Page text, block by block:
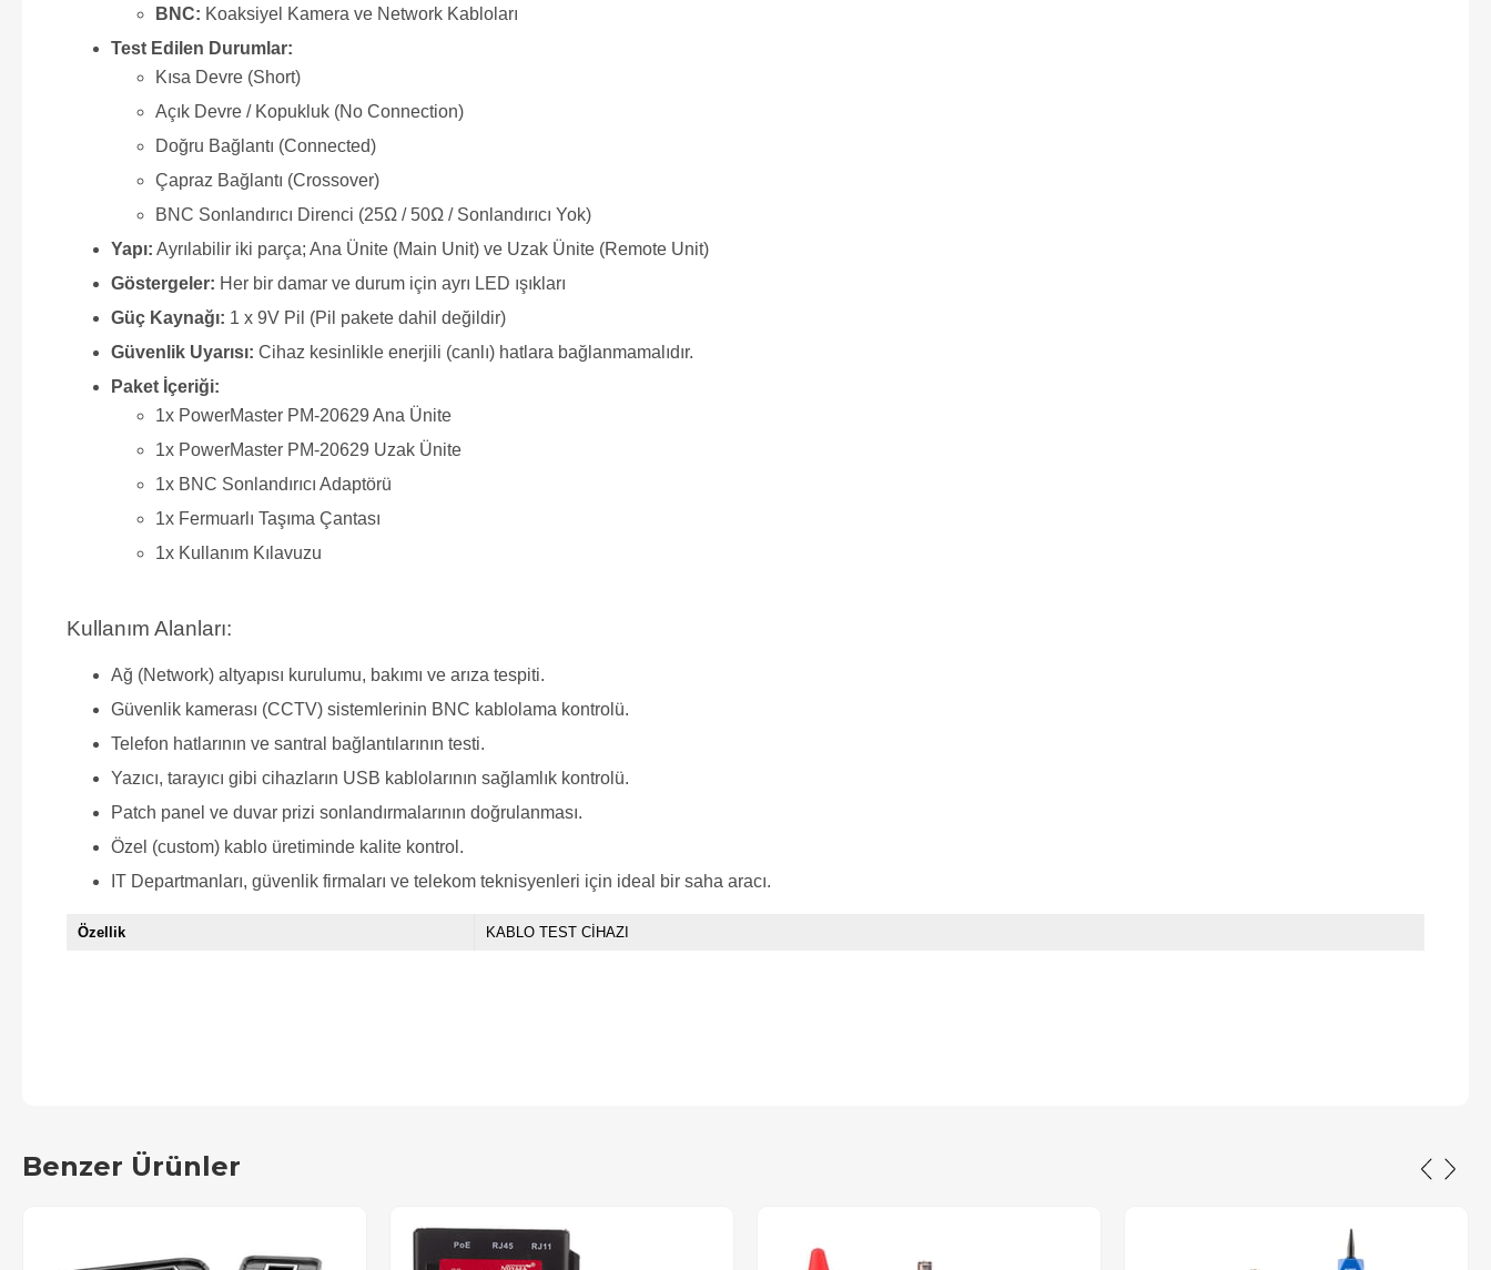
BNC: Koaksiyel Kamera ve Network Kabloları
Test Edilen Durumlar:
Kısa Devre (Short)
Açık Devre / Kopukluk (No Connection)
Doğru Bağlantı (Connected)
Çapraz Bağlantı (Crossover)
BNC Sonlandırıcı Direnci (25Ω / 50Ω / Sonlandırıcı Yok)
Yapı: Ayrılabilir iki parça; Ana Ünite (Main Unit) ve Uzak Ünite (Remote Unit)
Göstergeler: Her bir damar ve durum için ayrı LED ışıkları
Güç Kaynağı: 1 x 9V Pil (Pil pakete dahil değildir)
Güvenlik Uyarısı: Cihaz kesinlikle enerjili (canlı) hatlara bağlanmamalıdır.
Paket İçeriği:
1x PowerMaster PM-20629 Ana Ünite
1x PowerMaster PM-20629 Uzak Ünite
1x BNC Sonlandırıcı Adaptörü
1x Fermuarlı Taşıma Çantası
1x Kullanım Kılavuzu
Kullanım Alanları:
Ağ (Network) altyapısı kurulumu, bakımı ve arıza tespiti.
Güvenlik kamerası (CCTV) sistemlerinin BNC kablolama kontrolü.
Telefon hatlarının ve santral bağlantılarının testi.
Yazıcı, tarayıcı gibi cihazların USB kablolarının sağlamlık kontrolü.
Patch panel ve duvar prizi sonlandırmalarının doğrulanması.
Özel (custom) kablo üretiminde kalite kontrol.
IT Departmanları, güvenlik firmaları ve telekom teknisyenleri için ideal bir saha aracı.
Özellik KABLO TEST CİHAZI
Benzer Ürünler